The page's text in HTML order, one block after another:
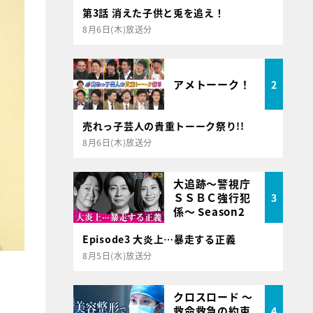
第3話 消えた子供と兎を追え！
8月6日(木)放送分
アメトーーク！ 2
売れっ子芸人の貴重トーーク祭り!!
8月6日(木)放送分
大追跡～警視庁
ＳＳＢＣ強行犯
係～ Season2
3
Episode3 大炎上…暴走する正義
8月5日(水)放送分
クロスロード ～